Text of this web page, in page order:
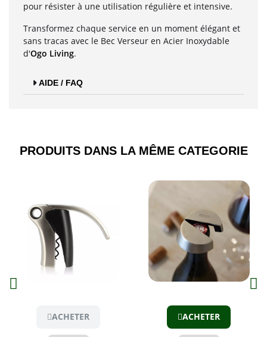
pour résister à une utilisation régulière et intensive.
Transformez chaque service en un moment élégant et
sans tracas avec le Bec Verseur en Acier Inoxydable
d'Ogo Living.
AIDE / FAQ
PRODUITS DANS LA MÊME CATEGORIE​
Aperçu
ACHETER
Aperçu
ACHETER